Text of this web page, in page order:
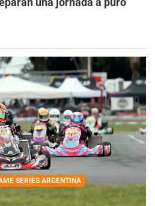
SERIES ARGENTINA